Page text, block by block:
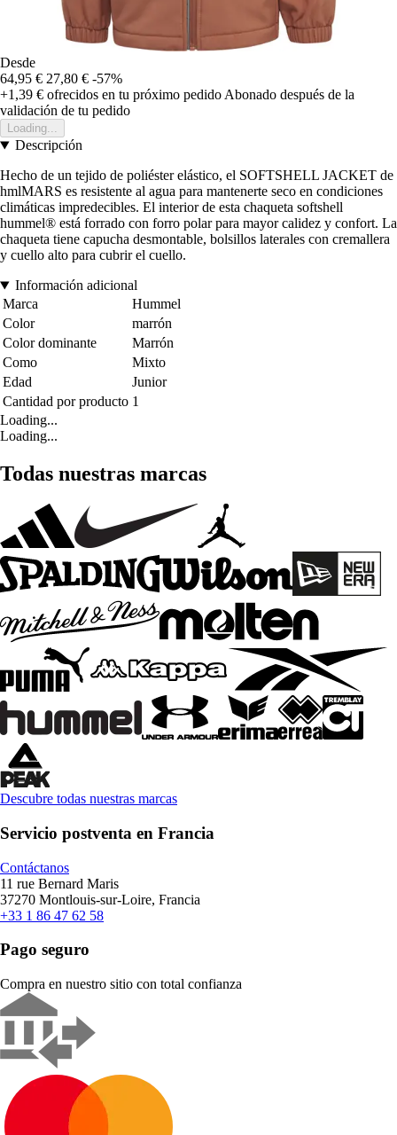
Desde
64,95 € 27,80 € -57%
+1,39 € ofrecidos en tu próximo pedido Abonado después de la
validación de tu pedido
Loading...
Descripción
Hecho de un tejido de poliéster elástico, el SOFTSHELL JACKET de
hmlMARS es resistente al agua para mantenerte seco en condiciones
climáticas impredecibles. El interior de esta chaqueta softshell
hummel® está forrado con forro polar para mayor calidez y confort. La
chaqueta tiene capucha desmontable, bolsillos laterales con cremallera
y cuello alto para cubrir el cuello.
Información adicional
Marca
Hummel
Color
marrón
Color dominante
Marrón
Como
Mixto
Edad
Junior
Cantidad por producto 1
Loading...
Loading...
Todas nuestras marcas
Descubre todas nuestras marcas
Servicio postventa en Francia
Contáctanos
11 rue Bernard Maris
37270 Montlouis-sur-Loire, Francia
+33 1 86 47 62 58
Pago seguro
Compra en nuestro sitio con total confianza